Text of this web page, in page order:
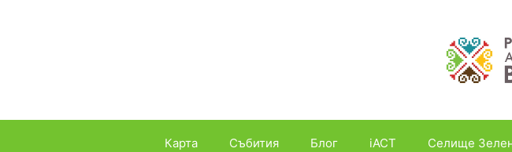
Карта Събития Блог iACT Селище